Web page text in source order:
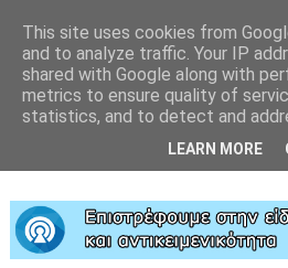
This site uses cookies from
and to analyze traffic. Your IP
shared with Google along with
metrics to ensure quality of
statistics, and to detect and
LEARN MORE